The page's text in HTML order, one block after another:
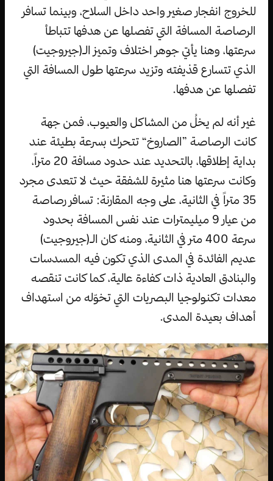
للخروج انفجار صغير واحد داخل السلاح، وبينما تسافر
الرصاصة المسافة التي تفصلها عن هدفها تتباطأ
سرعتها، وهنا يأتي جوهر اختلاف وتميز الـ(جيروجيت)
الذي تتسارع قذيفته وتزيد سرعتها طول المسافة التي
تفصلها عن هدفها.
غير أنه لم يخلُ من المشاكل والعيوب، فمن جهة
كانت الرصاصة ”الصاروخ“ تتحرك بسرعة بطيئة عند
بداية إطلاقها، بالتحديد عند حدود مسافة 20 متراً،
وكانت سرعتها هنا مثيرة للشفقة حيث لا تتعدى مجرد
35 متراً في الثانية، على وجه المقارنة: تسافر رصاصة
من عيار 9 ميليمترات عند نفس المسافة بحدود
سرعة 400 متر في الثانية، ومنه كان الـ(جيروجيت)
عديم الفائدة في المدى الذي تكون فيه المسدسات
والبنادق العادية ذات كفاءة عالية، كما كانت تنقصه
معدات تكنولوجيا البصريات التي تخوّله من استهداف
أهداف بعيدة المدى.